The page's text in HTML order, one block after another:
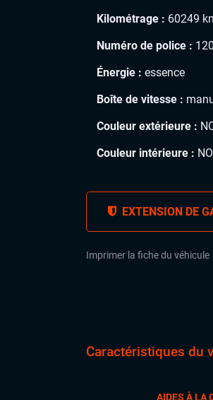
Kilométrage : 60249
Numéro de police : 120
Énergie : essence
Boîte de vitesse :
Couleur extérieure :
Couleur intérieure :
EXTENSION DE
Imprimer la fiche du véhicule
Caractéristiques du
AIDES À LA